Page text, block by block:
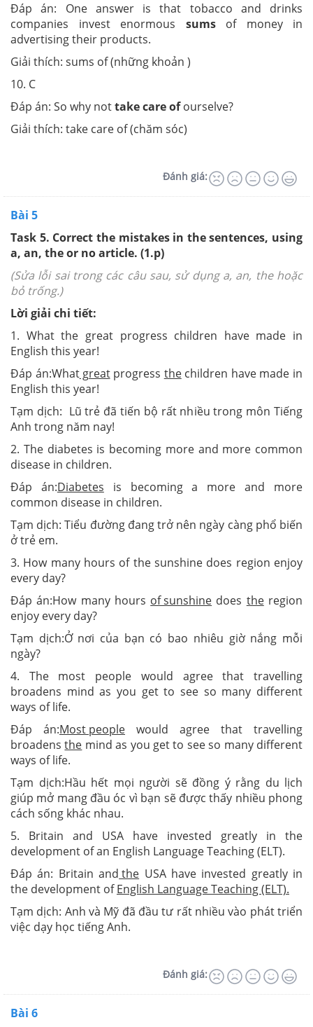
Đáp án: One answer is that tobacco and drinks
companies invest enormous sumsof money in
advertising their products.
Giải thích: sums of (những khoản )
10. C
Đáp án: So why nottake care ofourselve?
Giải thích: take care of (chăm sóc)
Đánh giá:
Bài 5
Task 5. Correct the mistakes in the sentences, using
a, an, the or no article. (1.p)
(Sửa lỗi sai trong các câu sau, sử dụng a, an, the hoặc
bỏ trống.)
Lời giải chi tiết:
1. What the great progress children have made in
English this year!
Đáp án:Whatgreatprogress thechildren have made in
English this year!
Tạm dịch: Lũ trẻ đã tiến bộ rất nhiều trong môn Tiếng
Anh trong năm nay!
2. The diabetes is becoming more and more common
disease in children.
Đáp án:Diabetes is becoming a more and more
common disease in children.
Tạm dịch: Tiểu đường đang trở nên ngày càng phổ biến
ở trẻ em.
3. How many hours of the sunshine does region enjoy
every day?
Đáp án:How many hours of sunshine does theregion
enjoy every day?
Tạm dịch:Ở nơi của bạn có bao nhiêu giờ nắng mỗi
ngày?
4. The most people would agree that travelling
broadens mind as you get to see so many different
ways of life.
Đáp án:Most people would agree that travelling
broadensthe mind as you get to see so many different
ways of life.
Tạm dịch:Hầu hết mọi người sẽ đồng ý rằng du lịch
giúp mở mang đầu óc vì bạn sẽ được thấy nhiều phong
cách sống khác nhau.
5. Britain and USA have invested greatly in the
development of an English Language Teaching (ELT).
Đáp án: Britain and the USA have invested greatly in
the development ofEnglish Language Teaching (ELT).
Tạm dịch: Anh và Mỹ đã đầu tư rất nhiều vào phát triển
việc dạy học tiếng Anh.
Đánh giá:
Bài 6